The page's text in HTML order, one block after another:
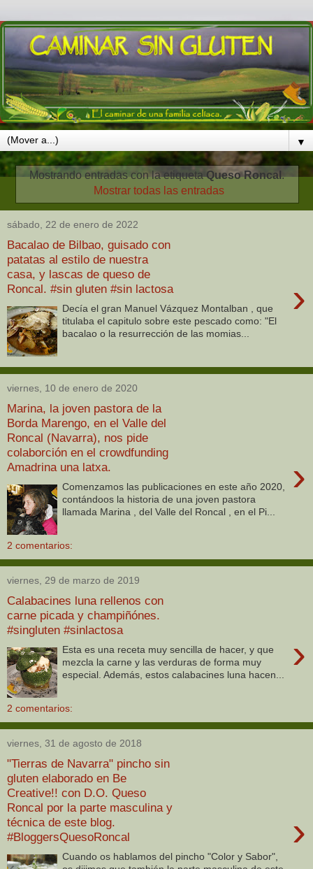
▼
Mostrando entradas con la etiquetaQueso Roncal.
Mostrar todas las entradas
sábado, 22 de enero de 2022
Bacalao de Bilbao, guisado con
patatas al estilo de nuestra
casa, y lascas de queso de
Roncal. #sin gluten #sin lactosa
›
Decía el gran Manuel Vázquez Montalban , que
titulaba el capitulo sobre este pescado como: "El
bacalao o la resurrección de las momias...
viernes, 10 de enero de 2020
Marina, la joven pastora de la
Borda Marengo, en el Valle del
Roncal (Navarra), nos pide
colaborción en el crowdfunding
Amadrina una latxa.
›
Comenzamos las publicaciones en este año 2020,
contándoos la historia de una joven pastora
llamada Marina , del Valle del Roncal , en el Pi...
2 comentarios:
viernes, 29 de marzo de 2019
Calabacines luna rellenos con
carne picada y champiñónes.
#singluten #sinlactosa
›
Esta es una receta muy sencilla de hacer, y que
mezcla la carne y las verduras de forma muy
especial. Además, estos calabacines luna hacen...
2 comentarios:
viernes, 31 de agosto de 2018
"Tierras de Navarra" pincho sin
gluten elaborado en Be
Creative!! con D.O. Queso
Roncal por la parte masculina y
técnica de este blog.
#BloggersQuesoRoncal
›
Cuando os hablamos del pincho "Color y Sabor",